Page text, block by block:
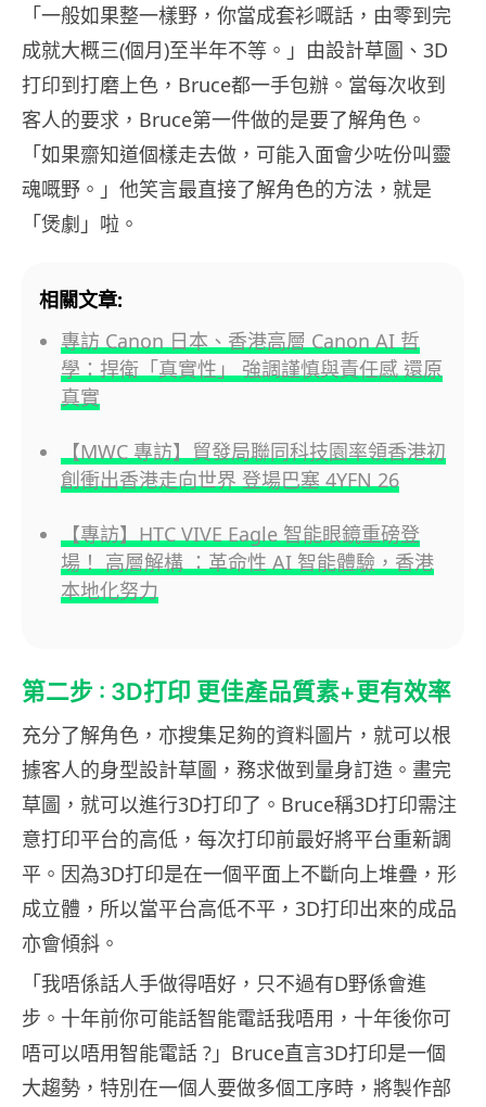
「一般如果整一樣野，你當成套衫嘅話，由零到完
成就大概三(個月)至半年不等。」由設計草圖、3D
打印到打磨上色，Bruce都一手包辦。當每次收到
客人的要求，Bruce第一件做的是要了解角色。
「如果齋知道個樣走去做，可能入面會少咗份叫靈
魂嘅野。」他笑言最直接了解角色的方法，就是
「煲劇」啦。
相關文章:
專訪 Canon 日本、香港高層 Canon AI 哲
學：捍衛「真實性」 強調謹慎與責任感 還原
真實
【MWC 專訪】貿發局聯同科技園率領香港初
創衝出香港走向世界 登場巴塞 4YFN 26
【專訪】HTC VIVE Eagle 智能眼鏡重磅登
場！ 高層解構 ：革命性 AI 智能體驗，香港
本地化努力
第二步 : 3D打印 更佳產品質素+更有效率
充分了解角色，亦搜集足夠的資料圖片，就可以根
據客人的身型設計草圖，務求做到量身訂造。畫完
草圖，就可以進行3D打印了。Bruce稱3D打印需注
意打印平台的高低，每次打印前最好將平台重新調
平。因為3D打印是在一個平面上不斷向上堆疊，形
成立體，所以當平台高低不平，3D打印出來的成品
亦會傾斜。
「我唔係話人手做得唔好，只不過有D野係會進
步。十年前你可能話智能電話我唔用，十年後你可
唔可以唔用智能電話 ?」Bruce直言3D打印是一個
大趨勢，特別在一個人要做多個工序時，將製作部